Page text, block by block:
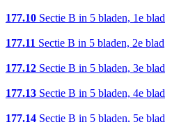
177.10 Sectie B in 5 bladen, 1e blad
177.11 Sectie B in 5 bladen, 2e blad
177.12 Sectie B in 5 bladen, 3e blad
177.13 Sectie B in 5 bladen, 4e blad
177.14 Sectie B in 5 bladen, 5e blad